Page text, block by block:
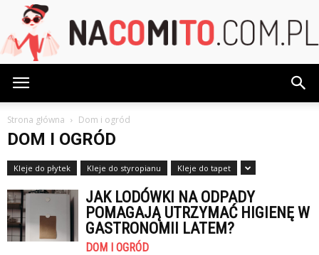
Strona główna Dom i ogród
DOM I OGRÓD
Kleje do płytek Kleje do styropianu Kleje do tapet
JAK LODÓWKI NA ODPADY
POMAGAJĄ UTRZYMAĆ HIGIENĘ W
GASTRONOMII LATEM?
DOM I OGRÓD